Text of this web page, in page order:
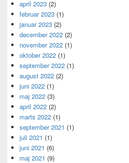
april 2023 (2)
februar 2023 (1)
januar 2023 (2)
december 2022 (2)
november 2022 (1)
oktober 2022 (1)
september 2022 (1)
august 2022 (2)
juni 2022 (1)
maj 2022 (3)
april 2022 (2)
marts 2022 (1)
september 2021 (1)
juli 2021 (1)
juni 2021 (6)
maj 2021 (9)